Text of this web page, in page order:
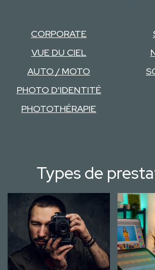
CORPORATE
VUE DU CIEL
AUTO / MOTO
PHOTO D'IDENTITÉ
PHOTOTHÉRAPIE
Types de